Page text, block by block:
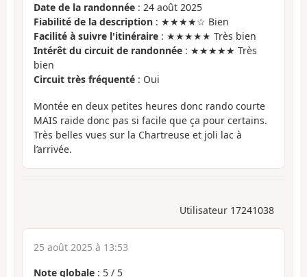
Date de la randonnée : 24 août 2025
Fiabilité de la description : ★★★★☆ Bien
Facilité à suivre l'itinéraire : ★★★★★ Très bien
Intérêt du circuit de randonnée : ★★★★★ Très
bien
Circuit très fréquenté : Oui
Montée en deux petites heures donc rando courte
MAIS raide donc pas si facile que ça pour certains.
Très belles vues sur la Chartreuse et joli lac à
l’arrivée.
Utilisateur 17241038
25 août 2025 à 13:53
Note globale : 5 / 5